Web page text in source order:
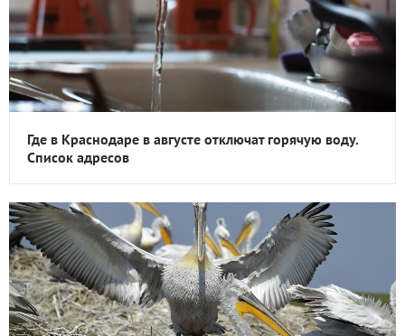
Где в Краснодаре в августе отключат горячую воду.
Список адресов